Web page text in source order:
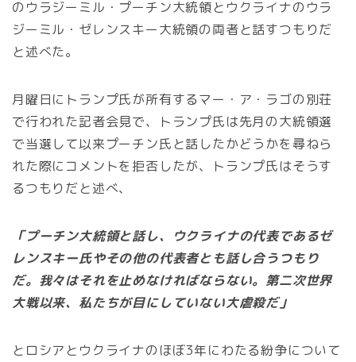
のウラジーミル・プーチン大統領とウクライナのウラ
ジーミル・ゼレンスキー大統領の両者と話すつもりだ
と述べた。
月曜日にトランプ氏が所有するマー・ア・ラゴの別荘
で行われた記者会見で、トランプ氏は先月の大統領選
で当選して以来プーチン氏と話したかどうかを尋ねら
れた際にコメントを拒否したが、トランプ氏はそうす
るつもりだと述べ、
「プーチン大統領と話し、ウクライナの代表であるゼ
レンスキー氏やその他の代表者とも話し合うつもり
だ。我々はそれを止めなければならない。第二次世界
大戦以来、私たちが目にしていない大虐殺だ」
とロシアとウクライナのほぼ3年にわたる紛争について